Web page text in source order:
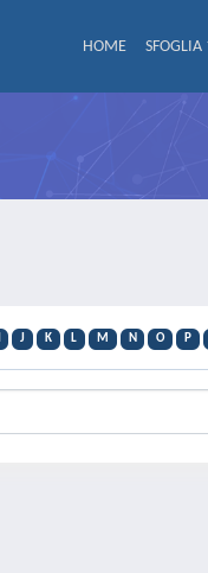
HOME SFOGLIA
J K L M N O P